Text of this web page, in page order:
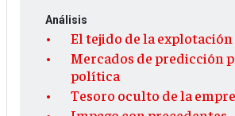
Análisis
El tejido de la
Mercados de predicción
política
Tesoro oculto de la